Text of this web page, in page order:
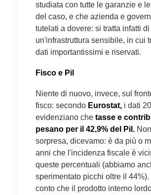
studiata con tutte le garanzie e
del caso, e che azienda e
tutelati a dovere: si tratta infatti di
un'infrastruttura sensibile, in cui
dati importantissimi e riservati.
Fisco e Pil
Niente di nuovo, invece, sul
fisco: secondo Eurostat, i dati
evidenziano che tasse e
pesano per il 42,9% del Pil.
sorpresa, dicevamo: è da più o
anni che l'incidenza fiscale è
queste percentuali (abbiamo
sperimentato picchi oltre il 44%).
conto che il prodotto interno